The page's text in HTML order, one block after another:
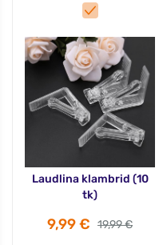
Laudlina klambrid (10
tk)
9,99 € 19,99 €